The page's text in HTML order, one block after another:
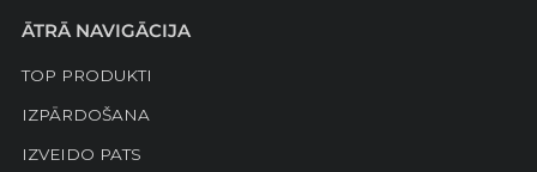
ĀTRĀ NAVIGĀCIJA
TOP PRODUKTI
IZPĀRDOŠANA
IZVEIDO PATS